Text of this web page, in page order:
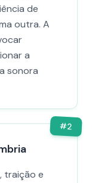
de
outra. A
a
sonora
#2
traição e